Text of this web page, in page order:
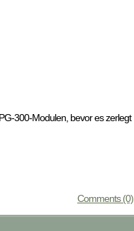
300-Modulen, bevor es zerlegt
Comments (0)